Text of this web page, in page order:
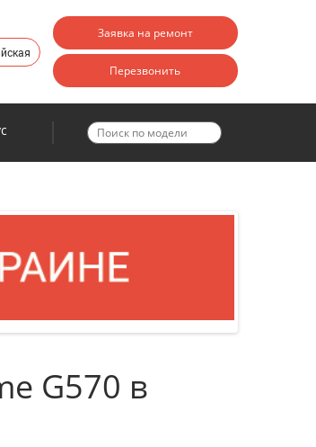
Заявка на ремонт
Перезвонить
G570 в